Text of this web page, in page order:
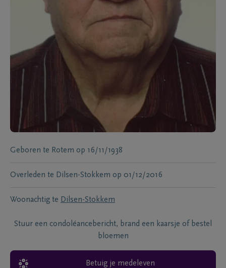
Geboren te Rotem op 16/11/1938
Overleden te Dilsen-Stokkem op 01/12/2016
Woonachtig te Dilsen-Stokkem
Stuur een condoléancebericht, brand een kaarsje of bestel
bloemen
Betuig je medeleven